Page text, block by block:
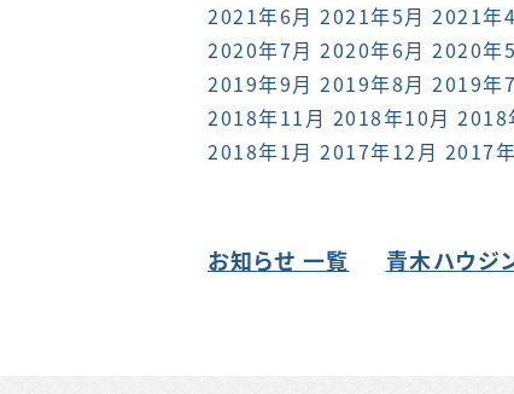
2021年6月 2021年5月 2021年
2020年7月 2020年6月 2020年
2019年9月 2019年8月 2019年
2018年11月 2018年10月 2018
2018年1月 2017年12月 2017
お知らせ 一覧 青木ハウジ